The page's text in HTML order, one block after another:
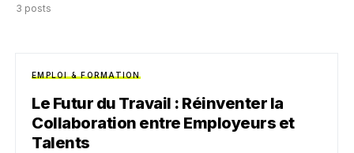
3 posts
EMPLOI & FORMATION
Le Futur du Travail : Réinventer la
Collaboration entre Employeurs et
Talents